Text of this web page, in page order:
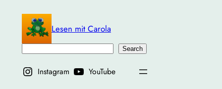
springen
Lesen mit Carola
Search
Instagram YouTube